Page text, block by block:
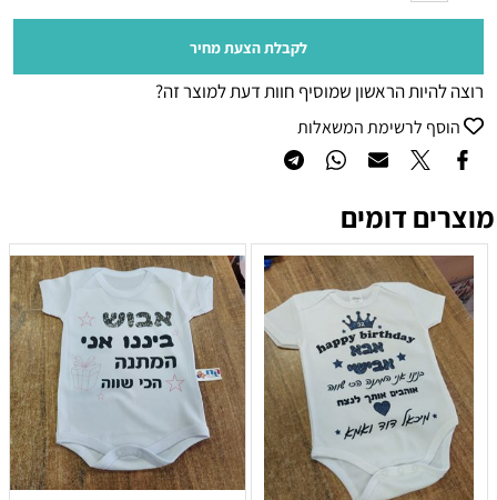
לקבלת הצעת מחיר
רוצה להיות הראשון שמוסיף חוות דעת למוצר זה?
הוסף לרשימת המשאלות
מוצרים דומים